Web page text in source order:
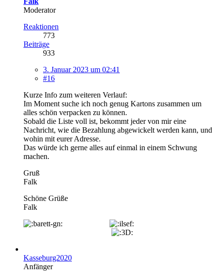
Moderator
Reaktionen
773
Beiträge
933
3. Januar 2023 um 02:41
#16
Kurze Info zum weiteren Verlauf:
Im Moment suche ich noch genug Kartons zusammen um
alles schön verpacken zu können.
Sobald die Liste voll ist, bekommt jeder von mir eine
Nachricht, wie die Bezahlung abgewickelt werden kann, und
wohin mit eurer Adresse.
Das würde ich gerne alles auf einmal in einem Schwung
machen.
Gruß
Falk
Schöne Grüße
Falk
Kasseburg2020
Anfänger